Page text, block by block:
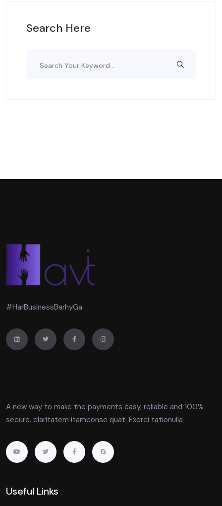
Search Here
#HarBusinessBarhyGa
A new way to make the payments easy, reliable and 100%
secure. claritatem itamconse quat. Exerci tationulla
Useful Links